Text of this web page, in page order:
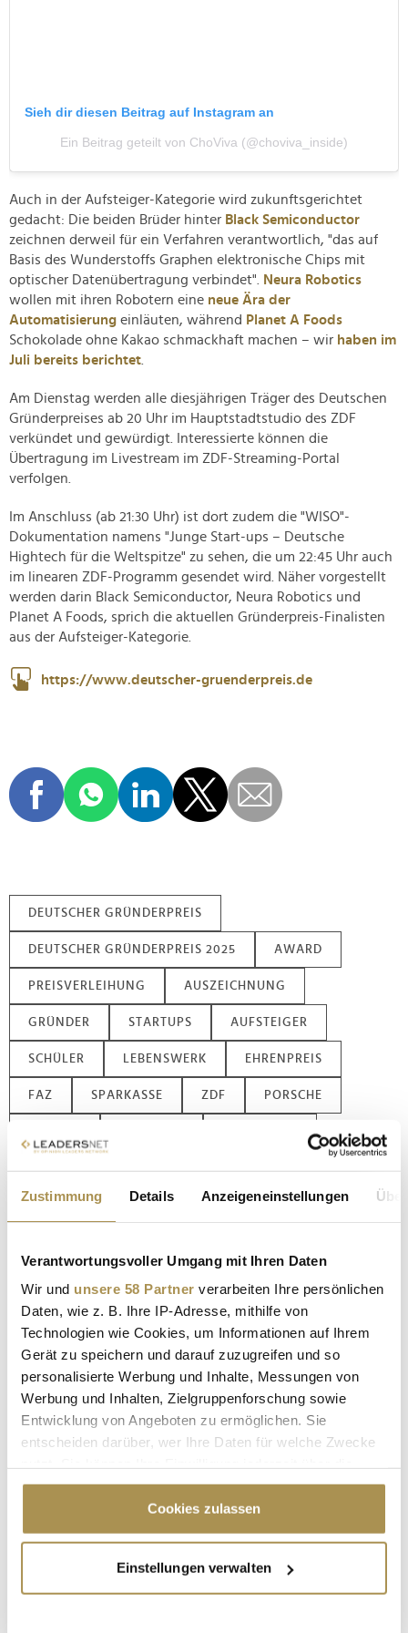
Zustimmung Details Anzeigeneinstellungen
Verantwortungsvoller Umgang mit Ihren Daten
Wir und unsere 58 Partner verarbeiten Ihre persönlichen
Daten, wie z. B. Ihre IP-Adresse, mithilfe von
Technologien wie Cookies, um Informationen auf Ihrem
Gerät zu speichern und darauf zuzugreifen und so
personalisierte Werbung und Inhalte, Messungen von
Werbung und Inhalten, Zielgruppenforschung sowie
Entwicklung von Angeboten zu ermöglichen. Sie
entscheiden darüber, wer Ihre Daten für welche Zwecke
Cookie-Erklärung oder durch Klicken auf das Privacy
Trigger Symbol ändern oder widerrufen
Informationen über Ihre geografische Lage
erfassen, welche bis auf einige Meter genau sein
Cookies zulassen
Einstellungen verwalten
Sieh dir diesen Beitrag auf Instagram an
Ein Beitrag geteilt von ChoViva (@choviva_inside)
Auch in der Aufsteiger-Kategorie wird zukunftsgerichtet
gedacht: Die beiden Brüder hinter Black Semiconductor
zeichnen derweil für ein Verfahren verantwortlich, "das auf
Basis des Wunderstoffs Graphen elektronische Chips mit
optischer Datenübertragung verbindet".
Neura Robotics
wollen mit ihren Robotern eine neue Ära der
Automatisierung einläuten, während Planet A Foods
Schokolade ohne Kakao schmackhaft machen – wir haben im
Juli bereits berichtet
Am Dienstag werden alle diesjährigen Träger des Deutschen
Gründerpreises ab 20 Uhr im Hauptstadtstudio des ZDF
verkündet und gewürdigt. Interessierte können die
Übertragung im Livestream im ZDF-Streaming-Portal
verfolgen.
Im Anschluss (ab 21:30 Uhr) ist dort zudem die "WISO"-
Dokumentation namens "Junge Start-ups – Deutsche
Hightech für die Weltspitze" zu sehen, die um 22:45 Uhr auch
im linearen ZDF-Programm gesendet wird. Näher vorgestellt
werden darin Black Semiconductor, Neura Robotics und
Planet A Foods, sprich die aktuellen Gründerpreis-Finalisten
aus der Aufsteiger-Kategorie.
https://www.deutscher-gruenderpreis.de
DEUTSCHER GRÜNDERPREIS
DEUTSCHER GRÜNDERPREIS 2025 AWARD
PREISVERLEIHUNG AUSZEICHNUNG
GRÜNDER STARTUPS AUFSTEIGER
SCHÜLER LEBENSWERK EHRENPREIS
FAZ SPARKASSE ZDF PORSCHE
BLACK SEMICONDUCTOR NEURA ROBOTICS
DAVID REGER PLANET A FOODS STREAMING
Kommentar veröffentlichen
Kommentar:*
Sicherheitscode bestätigen:*